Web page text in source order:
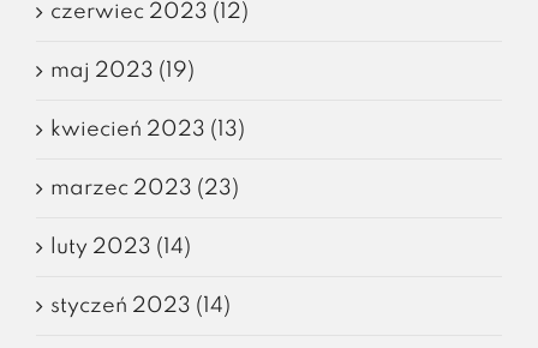
czerwiec 2023 (12)
maj 2023 (19)
kwiecień 2023 (13)
marzec 2023 (23)
luty 2023 (14)
styczeń 2023 (14)